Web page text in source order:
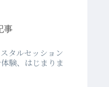
事
タルセッション
験、はじまりま